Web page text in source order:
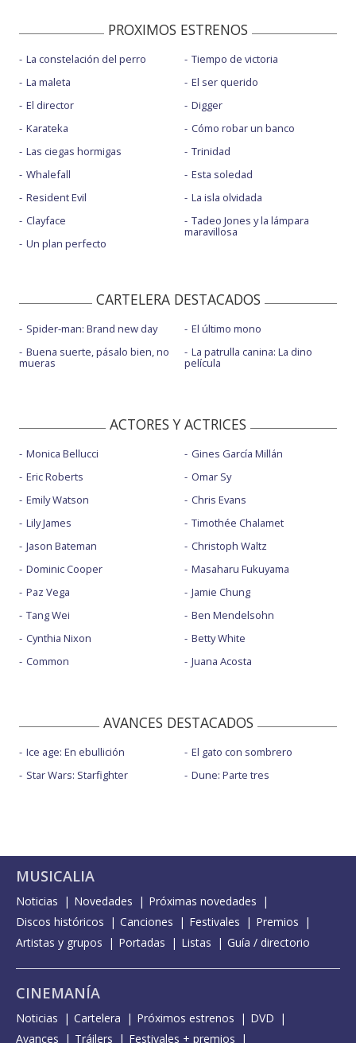
PROXIMOS ESTRENOS
La constelación del perro
La maleta
El director
Karateka
Las ciegas hormigas
Whalefall
Resident Evil
Clayface
Un plan perfecto
Tiempo de victoria
El ser querido
Digger
Cómo robar un banco
Trinidad
Esta soledad
La isla olvidada
Tadeo Jones y la lámpara
maravillosa
CARTELERA DESTACADOS
Spider-man: Brand new day
Buena suerte, pásalo bien, no
mueras
El último mono
La patrulla canina: La dino
película
ACTORES Y ACTRICES
Monica Bellucci
Eric Roberts
Emily Watson
Lily James
Jason Bateman
Dominic Cooper
Paz Vega
Tang Wei
Cynthia Nixon
Common
Gines García Millán
Omar Sy
Chris Evans
Timothée Chalamet
Christoph Waltz
Masaharu Fukuyama
Jamie Chung
Ben Mendelsohn
Betty White
Juana Acosta
AVANCES DESTACADOS
Ice age: En ebullición
Star Wars: Starfighter
El gato con sombrero
Dune: Parte tres
MUSICALIA
Noticias Novedades
Próximas novedades
Discos históricos
Canciones Festivales
Premios
Artistas y grupos
Portadas Listas Guía / directorio
CINEMANÍA
Noticias Cartelera Próximos estrenos
DVD
Avances
Tráilers Festivales + premios